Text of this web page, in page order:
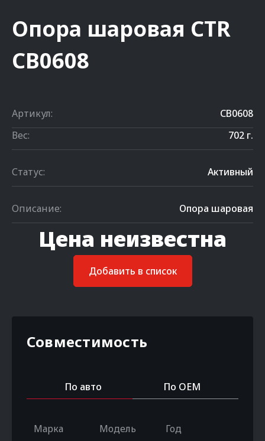
Опора шаровая CTR
CB0608
Артикул:
CB0608
Вес:
702 г.
Статус: Активный
Описание: Опора шаровая
Цена неизвестна
Добавить в список
Совместимость
По авто По OEM
Марка Модель Год